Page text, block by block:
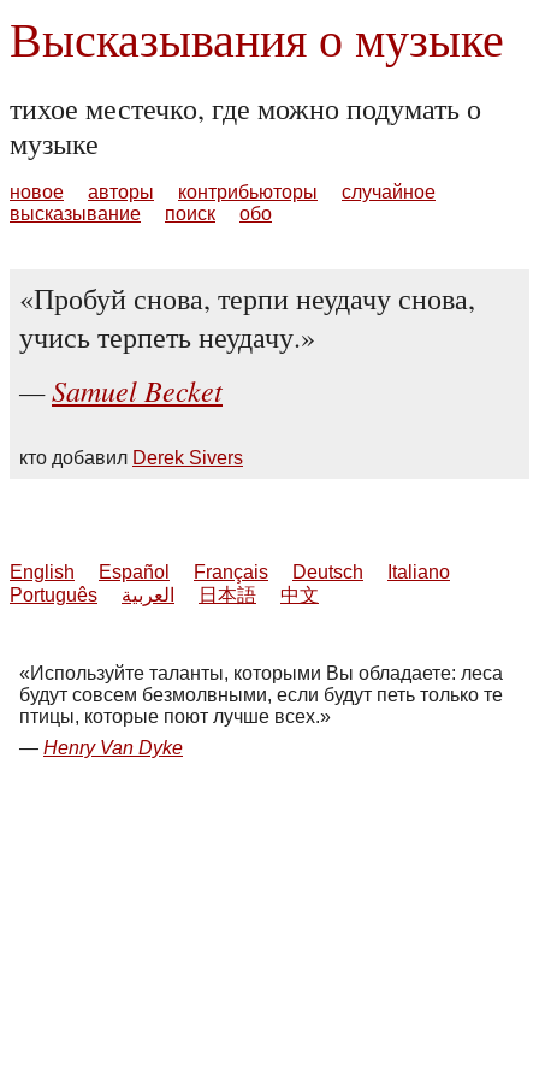
Высказывания о музыке
тихое местечко, где можно подумать о
музыке
новое авторы контрибьюторы
случайное
высказывание
поиск обо
Пробуй снова, терпи неудачу снова,
учись терпеть неудачу.
Samuel Becket
кто добавил Derek Sivers
English Español Français Deutsch
Italiano
Português
العربية 日本語 中文
Используйте таланты, которыми Вы обладаете: леса
будут совсем безмолвными, если будут петь только те
птицы, которые поют лучше всех.
Henry Van Dyke